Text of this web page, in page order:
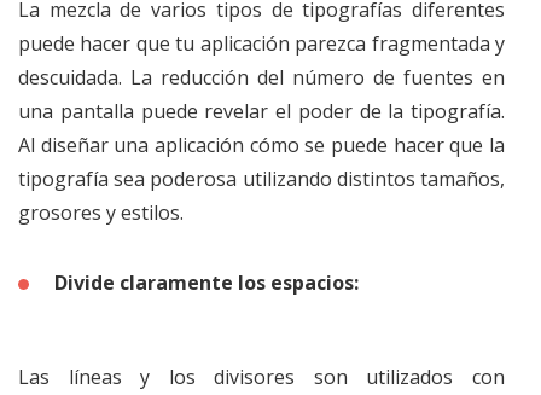
La mezcla de varios tipos de tipografías diferentes
puede hacer que tu aplicación parezca fragmentada y
descuidada. La reducción del número de fuentes en
una pantalla puede revelar el poder de la tipografía.
Al diseñar una aplicación cómo se puede hacer que la
tipografía sea poderosa utilizando distintos tamaños,
grosores y estilos.
Divide claramente los espacios:
Las líneas y los divisores son utilizados con